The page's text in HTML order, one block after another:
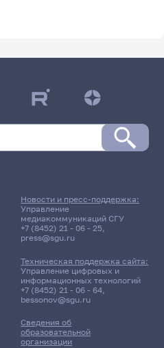
Сведения об
образовательной
организации
Новости и пресс-поддержка:
Управление
медиакоммуникаций СГУ
+7 (8452) 21 - 06 - 25,
press@sgu.ru
Техническая поддержка сайта:
Управление цифровых и
информационных технологий
+7 (8452) 21 - 06 - 64,
bessonov@sgu.ru